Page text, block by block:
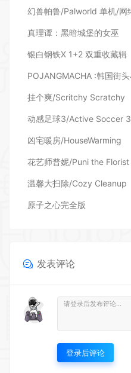
真理谭：黑暗城堡的女巫
银白钢铁X 1+2 双重收藏辑
挂个爽/Scritchy Scratchy
动感足球3/Active Soccer 3
凶宅暖房/HouseWarming
花艺师普妮/Puni the Florist
温馨大扫除/Cozy Cleanup
原子之心完全版
发表评论
登录后评论